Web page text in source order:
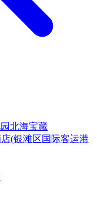
北海宝藏
店(银滩区国际客运港